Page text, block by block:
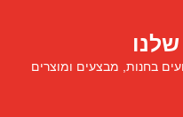
בחנות, מבצעים ומוצרים